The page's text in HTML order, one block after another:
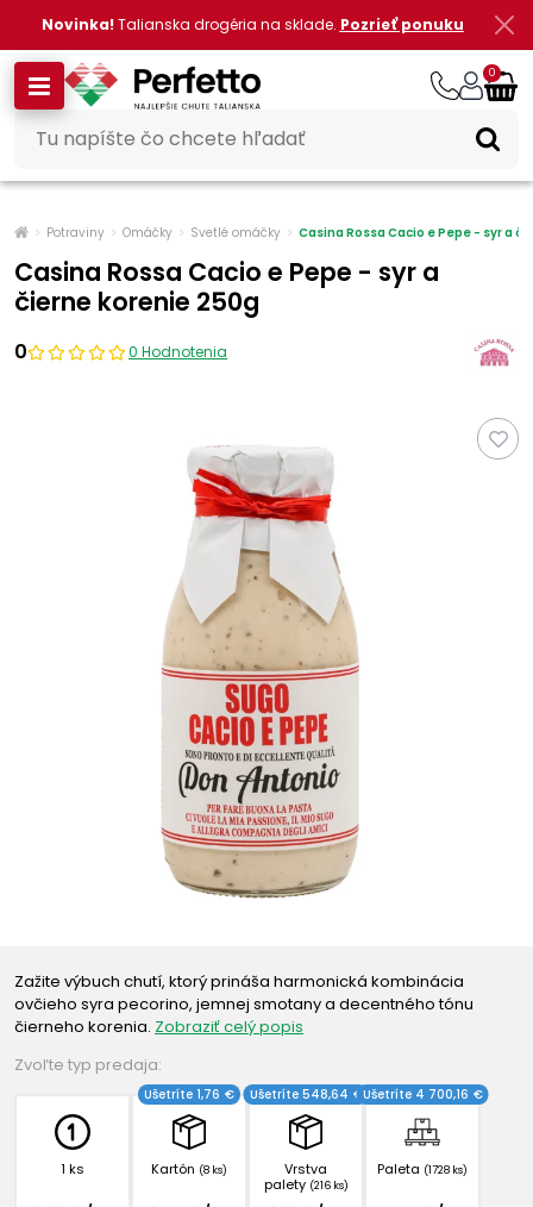
Novinka! Talianska drogéria na sklade. Pozrieť ponuku
0
Potraviny Omáčky Svetlé omáčky Casina Rossa Cacio e Pepe - syr a
Casina Rossa Cacio e Pepe - syr a
čierne korenie 250g
0 0 Hodnotenia
Zažite výbuch chutí, ktorý prináša harmonická kombinácia
ovčieho syra pecorino, jemnej smotany a decentného tónu
čierneho korenia. Zobraziť celý popis
Zvoľte typ predaja:
1 ks Kartón (8 ks)
Ušetríte 1,76 €
Vrstva
palety (216 ks)
Ušetríte 548,64 €
Paleta (1728 ks)
Ušetríte 4 700,16 €